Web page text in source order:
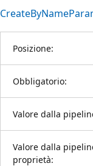
CreateByName
Posizione:
Obbligatorio:
Valore dalla
Valore dalla
proprietà: